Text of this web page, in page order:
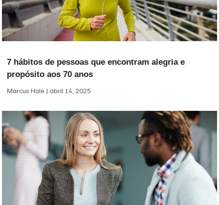
7 hábitos de pessoas que encontram alegria e
propósito aos 70 anos
Marcus Hale abril 14, 2025